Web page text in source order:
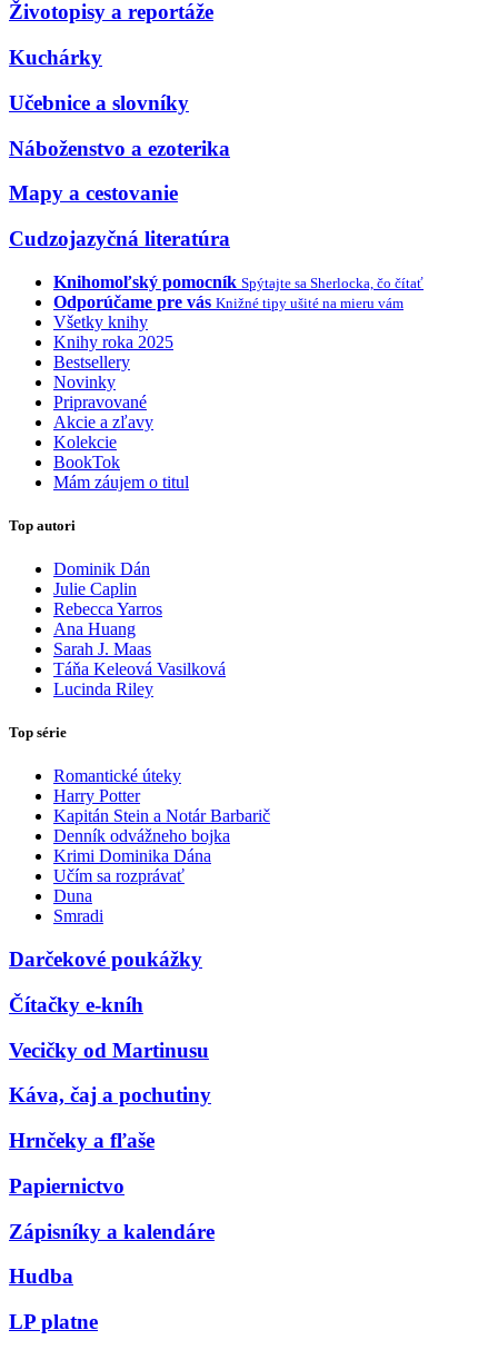
Životopisy a reportáže
Kuchárky
Učebnice a slovníky
Náboženstvo a ezoterika
Mapy a cestovanie
Cudzojazyčná literatúra
Knihomoľský pomocník Spýtajte sa Sherlocka, čo čítať
Odporúčame pre vás Knižné tipy ušité na mieru vám
Všetky knihy
Knihy roka 2025
Bestsellery
Novinky
Pripravované
Akcie a zľavy
Kolekcie
BookTok
Mám záujem o titul
Top autori
Dominik Dán
Julie Caplin
Rebecca Yarros
Ana Huang
Sarah J. Maas
Táňa Keleová Vasilková
Lucinda Riley
Top série
Romantické úteky
Harry Potter
Kapitán Stein a Notár Barbarič
Denník odvážneho bojka
Krimi Dominika Dána
Učím sa rozprávať
Duna
Smradi
Darčekové poukážky
Čítačky e-kníh
Vecičky od Martinusu
Káva, čaj a pochutiny
Hrnčeky a fľaše
Papiernictvo
Zápisníky a kalendáre
Hudba
LP platne